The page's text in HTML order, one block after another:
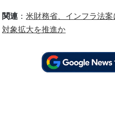
関連 ：米財務省、インフラ法
対象拡大を推進か